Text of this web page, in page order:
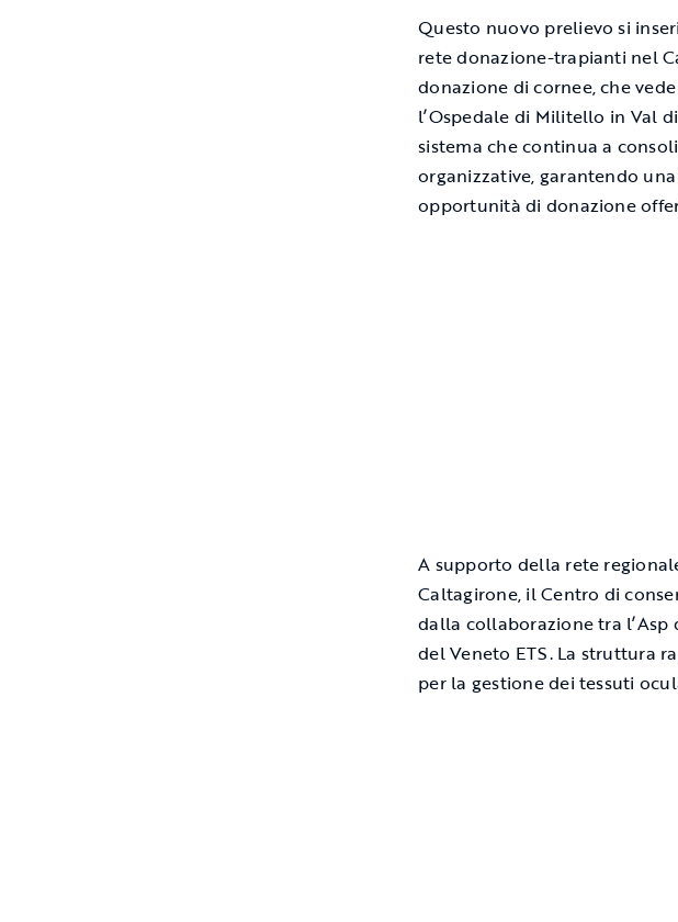
Questo nuovo prelievo si
rete donazione-trapianti nel
donazione di cornee, che
l’Ospedale di Militello in Val
sistema che continua a
organizzative, garantendo
opportunità di donazione
A supporto della rete
Caltagirone, il Centro di
dalla collaborazione tra l’Asp
del Veneto ETS. La struttura
per la gestione dei tessuti